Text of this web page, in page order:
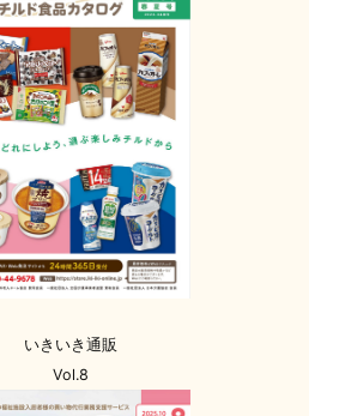
いきいき通販
Vol.8